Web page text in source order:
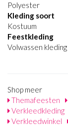
Polyester
Kleding soort
Kostuum
Feestkleding
Volwassen kleding
Shop meer
Themafeesten
Verkleedkleding
Verkleedwinkel